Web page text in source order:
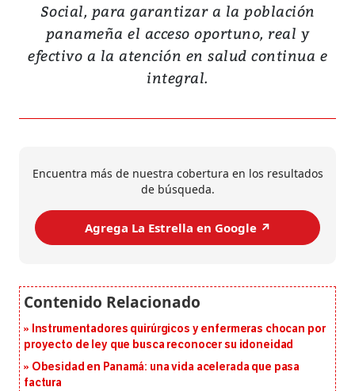
Social, para garantizar a la población
panameña el acceso oportuno, real y
efectivo a la atención en salud continua e
integral.
Encuentra más de nuestra cobertura en los resultados
de búsqueda.
Agrega La Estrella en Google ↗️
Instrumentadores quirúrgicos y enfermeras chocan por
proyecto de ley que busca reconocer su idoneidad
Obesidad en Panamá: una vida acelerada que pasa
factura